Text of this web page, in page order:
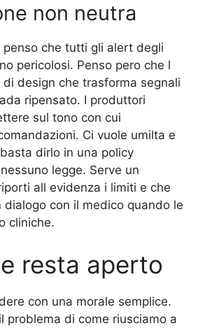
non neutra
penso che tutti gli alert degli
pericolosi. Penso pero che l
design che trasforma segnali
ripensato. I produttori
sul tono con cui
Ci vuole umilta e
dirlo in una policy
legge. Serve un
all evidenza i limiti e che
dialogo con il medico quando le
cliniche.
resta aperto
con una morale semplice.
problema di come riusciamo a